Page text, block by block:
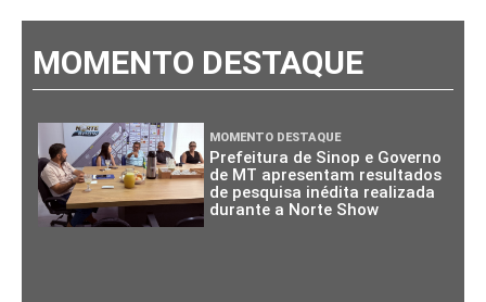
MOMENTO DESTAQUE
MOMENTO DESTAQUE
Prefeitura de Sinop e Governo
de MT apresentam resultados
de pesquisa inédita realizada
durante a Norte Show